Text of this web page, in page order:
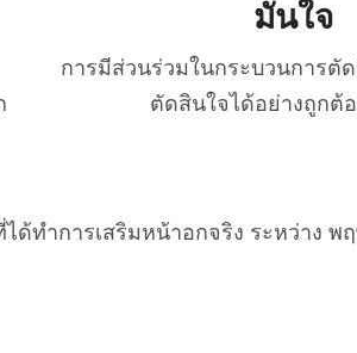
มั่นใจ
การมีส่วนร่วมในกระบวนการตั
ตัดสินใจได้อย่างถูกต้
ด้ทำการเสริมหน้าอกจริง ระหว่าง